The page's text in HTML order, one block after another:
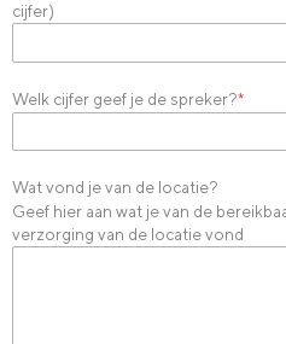
cijfer)
Welk cijfer geef je de spreker?*
Wat vond je van de locatie?
Geef hier aan wat je van de
verzorging van de locatie vond